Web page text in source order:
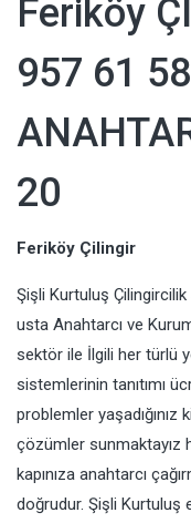
Feriköy
957 61
20
Feriköy Çilingir
Şişli Kurtuluş
usta Anahtarcı ve
sektör ile İlgili her türlü
sistemlerinin tanıtımı
problemler
çözümler sunmaktayız
kapınıza anahtarcı
doğrudur. Şişli Kurtuluş